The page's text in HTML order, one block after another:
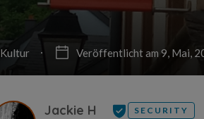
Kultur Veröffentlicht am 9, Mai,
Jackie H SECURITY